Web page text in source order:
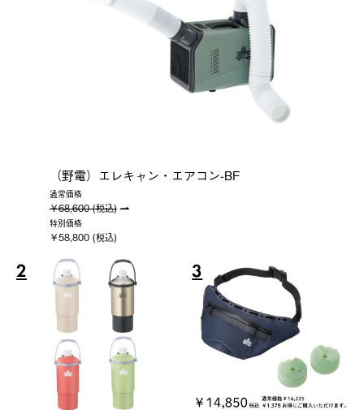
（野電）エレキャン・エアコン-BF
通常価格
￥68,600 (税込)
特別価格
￥58,800 (税込)
2 3